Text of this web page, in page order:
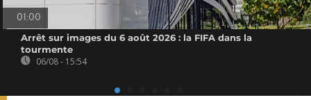
01:00
Arrêt sur images du 6 août 2026 : la FIFA dans la
tourmente
06/08 - 15:54